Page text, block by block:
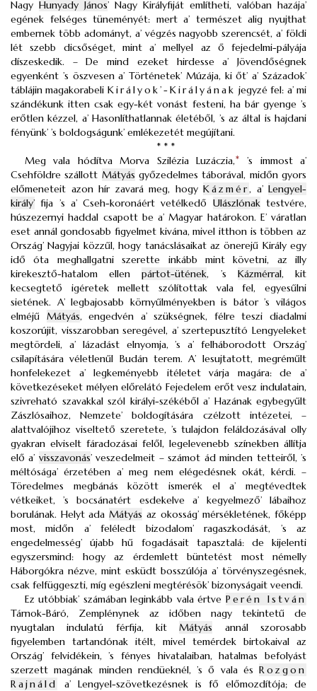
Nagy Hunyady János’ Nagy Királyfiját említheti, valóban hazája’
egének felséges tüneményét: mert a’ természet alig nyujthat
embernek több adományt, a’ végzés nagyobb szerencsét, a’ földi
lét szebb dicsőséget, mint a’ mellyel az ő fejedelmi-pályája
díszeskedik. – De mind ezeket hirdesse a’ Jövendőségnek
egyenként ’s öszvesen a’ Történetek’ Múzája, ki őt’ a’ Századok’
táblájin magakorabeli Királyok’-Királyának jegyzé fel: a’ mi
szándékunk itten csak egy-két vonást festeni, ha bár gyenge ’s
erőtlen kézzel, a’ Hasonlíthatlannak életéből, ’s az által is hajdani
fényünk’ ’s boldogságunk’ emlékezetét megújítani.
* * *
Meg vala hódítva Morva Szilézia Luzáczia,*
’s immost a’
Csehföldre szállott Mátyás győzedelmes táborával, midőn gyors
előmeneteit azon hír zavará meg, hogy Kázmér, a’ Lengyel-
király’ fija ’s a’ Cseh-koronáért vetélkedő Ulászlónaktestvére,
húszezernyi haddal csapott be a’ Magyar határokon. E’ váratlan
eset annál gondosabb figyelmet kivána, mivel itthon is többen az
Ország’ Nagyjai közzűl, hogy tanácslásaikat az önerejű Király egy
idő óta meghallgatni szerette inkább mint követni, az illy
kirekesztő-hatalom ellenpártot-ütének, ’s Kázmérral, kit
kecsegtető igéretek mellett szólítottak vala fel, egyesűlni
sietének. A’ legbajosabb környűlményekben is bátor ’s világos
elméjű Mátyás, engedvén a’ szükségnek, félre teszi diadalmi
koszorújit, visszarobban seregével, a’ szertepusztító Lengyeleket
megtördeli, a’ lázadást elnyomja, ’s a’ felháborodott Ország’
csilapítására véletlenűl Budán terem. A’ lesujtatott, megréműlt
honfelekezet a’ legkeményebb itéletet várja magára: de a’
következéseket mélyen előrelátó Fejedelem erőt vesz indulatain,
szivreható szavakkal szól királyi-székéből a’ Hazának egybegyűlt
Zászlósaihoz, Nemzete’ boldogítására czélzott intézetei, –
alattvalójihoz viseltető szeretete, ’s tulajdon feláldozásával olly
gyakran elviselt fáradozásai felől, legelevenebb színekben állítja
elő a’ visszavonás’ veszedelmeit – számot ád minden tetteiről, ’s
méltósága’ érzetében a’ meg nem elégedésnek okát, kérdi. –
Töredelmes megbánás között ismerék el a’ megtévedtek
vétkeiket, ’s bocsánatért esdekelve a’ kegyelmező’ lábaihoz
borulának. Helyt adaMátyás az okosság’ mérsékletének, főképp
most, midőn a’ feléledt bizodalom’ ragaszkodását, ’s az
engedelmesség’ újabb hű fogadásait tapasztalá: de kijelenti
egyszersmind: hogy az érdemlett büntetést most némelly
Háborgókra nézve, mint esküdt bosszúlója a’ törvényszegésnek,
csak felfüggeszti, míg egészleni megtérésök’ bizonyságait veendi.
Ez utóbbiak’ számában leginkább vala értve Perén István
Tárnok-Báró, Zemplénynek az időben nagy tekintetű de
nyugtalan indulatú férfija, kitMátyás annál szorosabb
figyelemben tartandónak itélt, mivel temérdek birtokaival az
Ország’ felvidékein, ’s fényes hivatalaiban, hatalmas befolyást
szerzett magának minden rendüeknél, ’s ő vala és Rozgon
Rajnáld
a’ Lengyel-szövetkezésnek is fő előmozdítója; de